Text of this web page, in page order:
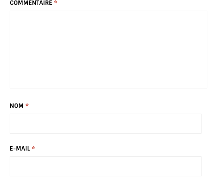
COMMENTAIRE *
NOM *
E-MAIL *